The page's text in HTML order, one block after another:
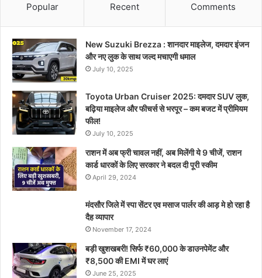
Popular Recent Comments
New Suzuki Brezza : शानदार माइलेज, दमदार इंजन
और नए लुक के साथ जल्द मचाएगी धमाल
July 10, 2025
Toyota Urban Cruiser 2025: दमदार SUV लुक,
बढ़िया माइलेज और फीचर्स से भरपूर – कम बजट में प्रीमियम
फील!
July 10, 2025
राशन में अब फ्री चावल नहीं, अब मिलेंगी ये 9 चीजें, राशन
कार्ड धारकों के लिए सरकार ने बदल दी पूरी स्कीम
April 29, 2024
मंदसौर जिले में स्पा सेंटर एव मसाज पार्लर की आड़ मे हो रहा है
दैह व्यापार
November 17, 2024
बड़ी खुशखबरी! सिर्फ ₹60,000 के डाउनपेमेंट और
₹8,500 की EMI में घर लाएं
June 25, 2025